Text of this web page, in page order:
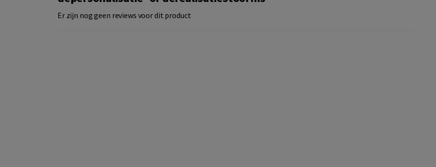
Er zijn nog geen reviews voor dit product